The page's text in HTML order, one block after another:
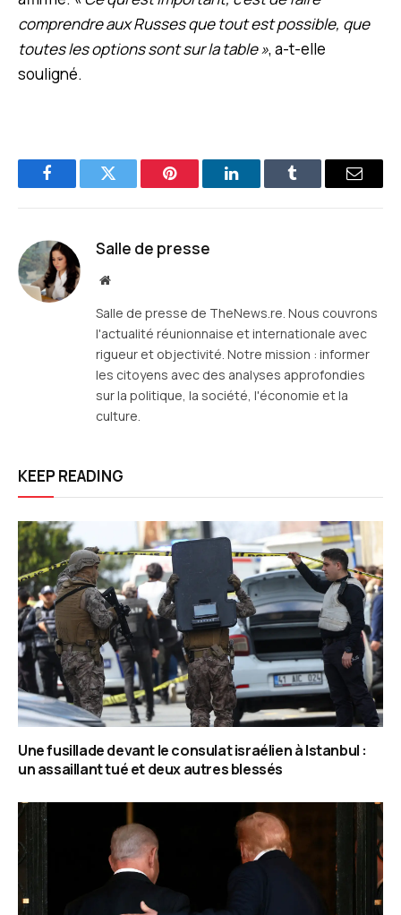
comprendre aux Russes que tout est possible, que
toutes les options sont sur la table », a-t-elle
souligné.
FacebookTwitter Pinterest LinkedInTumblr
E-
Salle de presse
Site
Salle de presse de TheNews.re. Nous couvrons
l'actualité réunionnaise et internationale avec
rigueur et objectivité. Notre mission : informer
les citoyens avec des analyses approfondies
sur la politique, la société, l'économie et la
culture.
KEEP READING
Une fusillade devant le consulat israélien à Istanbul :
un assaillant tué et deux autres blessés